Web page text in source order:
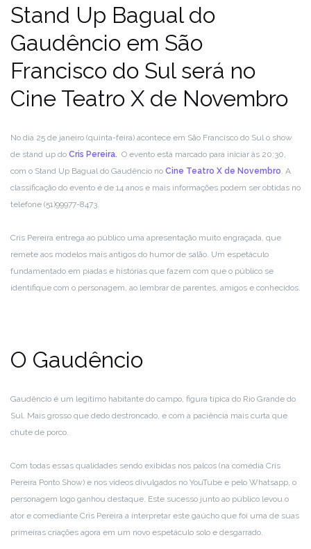
Stand Up Bagual do
Gaudêncio em São
Francisco do Sul será no
Cine Teatro X de Novembro
No dia 25 de janeiro (quinta-feira) acontece em São Francisco do Sul o show
de stand up do Cris Pereira. O evento está marcado para iniciar às 20:30,
com o Stand Up Bagual do Gaudêncio no Cine Teatro X de Novembro. A
classificação do evento é de 14 anos e mais informações podem ser obtidas no
telefone (51)99977-8473.
Cris Pereira entrega ao público uma apresentação muito engraçada, que
remete aos modelos mais antigos do humor de salão. Um espetáculo
fundamentado em piadas e histórias que fazem com que o público se
identifique com o personagem, ao lembrar de parentes, amigos e conhecidos.
O Gaudêncio
Gaudêncio é um legítimo habitante do campo, figura típica do Rio Grande do
Sul. Mais grosso que dedo destroncado, e com a paciência mais curta que
chute de porco.
Com todas essas qualidades sendo exibidas nos palcos (na comédia Cris
Pereira Ponto Show) e nos vídeos divulgados no YouTube e pelo Whatsapp, o
personagem logo ganhou destaque. Este sucesso junto ao público levou o
ator e comediante Cris Pereira a interpretar este gaúcho que foi uma de suas
primeiras criações agora em um novo espetáculo solo e desgarrado.